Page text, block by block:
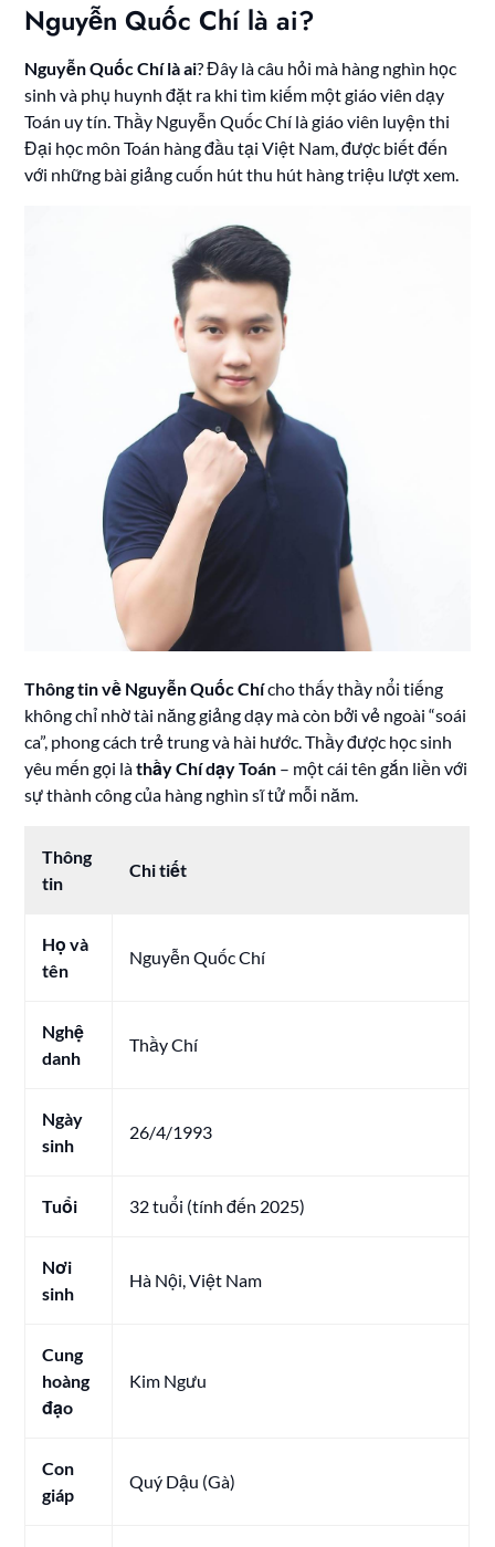
Nguyễn Quốc Chí là ai?
Nguyễn Quốc Chí là ai? Đây là câu hỏi mà hàng nghìn học
sinh và phụ huynh đặt ra khi tìm kiếm một giáo viên dạy
Toán uy tín. Thầy Nguyễn Quốc Chí là giáo viên luyện thi
Đại học môn Toán hàng đầu tại Việt Nam, được biết đến
với những bài giảng cuốn hút thu hút hàng triệu lượt xem.
Thông tin về Nguyễn Quốc Chícho thấy thầy nổi tiếng
không chỉ nhờ tài năng giảng dạy mà còn bởi vẻ ngoài “soái
ca”, phong cách trẻ trung và hài hước. Thầy được học sinh
yêu mến gọi làthầy Chí dạy Toán – một cái tên gắn liền với
sự thành công của hàng nghìn sĩ tử mỗi năm.
Thông
tin
Chi tiết
Họ và
tên
Nguyễn Quốc Chí
Nghệ
danh
Thầy Chí
Ngày
sinh
26/4/1993
Tuổi 32 tuổi (tính đến 2025)
Nơi
sinh
Hà Nội, Việt Nam
Cung
hoàng
đạo
Kim Ngưu
Con
giáp
Quý Dậu (Gà)